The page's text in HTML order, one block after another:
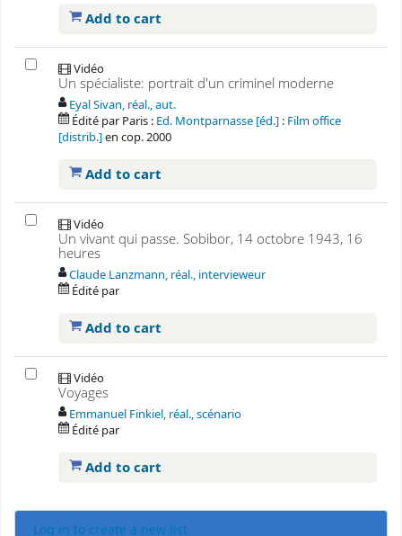
Add to cart
Vidéo
Un spécialiste: portrait d'un criminel moderne
Eyal Sivan, réal., aut.
Édité par Paris : Ed. Montparnasse [éd.] : Film office
[distrib.]en cop. 2000
Add to cart
Vidéo
Un vivant qui passe. Sobibor, 14 octobre 1943, 16
heures
Claude Lanzmann, réal., intervieweur
Édité par
Add to cart
Vidéo
Voyages
Emmanuel Finkiel, réal., scénario
Édité par
Add to cart
Log in to create a new list